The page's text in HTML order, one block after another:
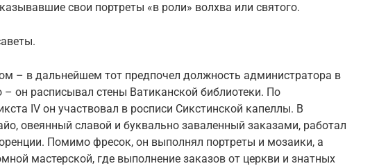
свои портреты «в роли» волхва или святого.
– в дальнейшем тот предпочел должность администратора в
он расписывал стены Ватиканской библиотеки. По
IV он участвовал в росписи Сикстинской капеллы. В
овеянный славой и буквально заваленный заказами, работал
Помимо фресок, он выполнял портреты и мозаики, а
мастерской, где выполнение заказов от церкви и знатных